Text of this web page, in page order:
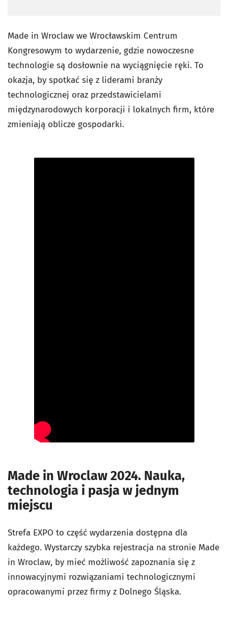
Made in Wroclaw we Wrocławskim Centrum
Kongresowym to wydarzenie, gdzie nowoczesne
technologie są dosłownie na wyciągnięcie ręki. To
okazja, by spotkać się z liderami branży
technologicznej oraz przedstawicielami
międzynarodowych korporacji i lokalnych firm, które
zmieniają oblicze gospodarki.
Made in Wroclaw 2024. Nauka,
technologia i pasja w jednym
miejscu
Strefa EXPO to część wydarzenia dostępna dla
każdego. Wystarczy szybka rejestracja na stronie Made
in Wroclaw, by mieć możliwość zapoznania się z
innowacyjnymi rozwiązaniami technologicznymi
opracowanymi przez firmy z Dolnego Śląska.